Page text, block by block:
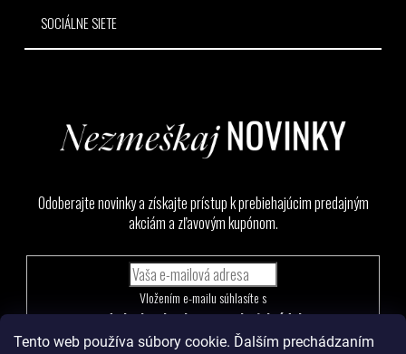
Tento web používa súbory cookie. Ďalším prechádzaním
SOCIÁLNE SIETE
Odoberajte novinky a získajte prístup k prebiehajúcim predajným
akciám a zľavovým kupónom.
podmienkami ochrany osobných údajov
PRIHLÁSIŤ